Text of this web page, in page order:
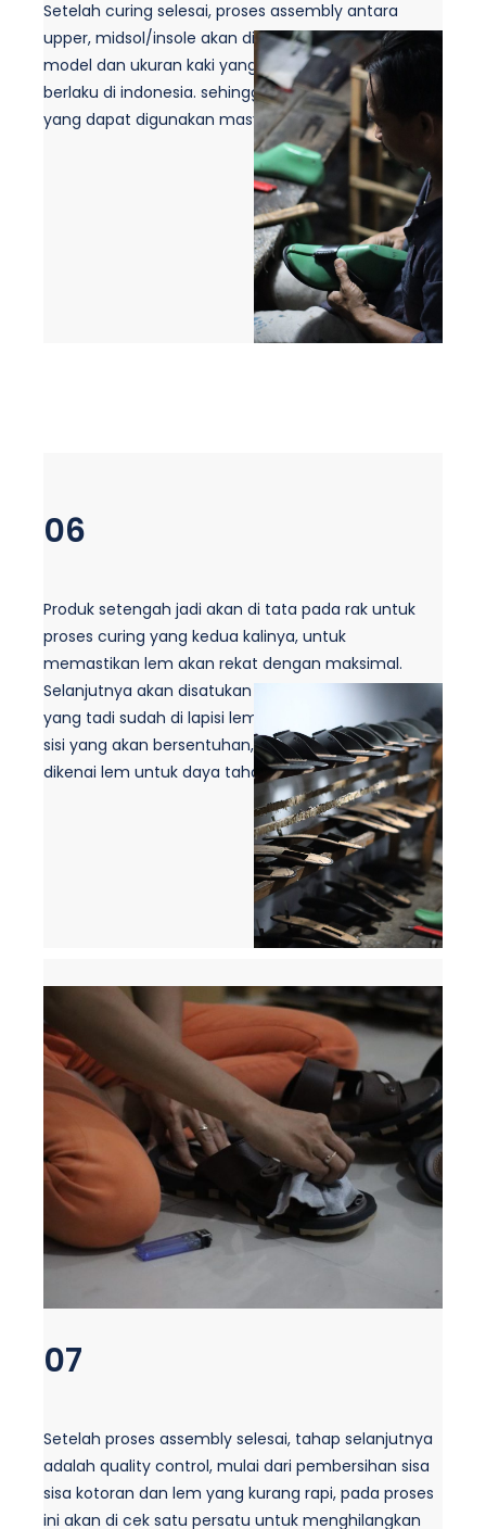
Setelah curing selesai, proses assembly antara
upper, midsol/insole akan di kerjakan dengan base
model dan ukuran kaki yang sesuai standar yang
berlaku di indonesia. sehingga didapatkan produk
yang dapat digunakan masyarakat pada umumnya.
06
Produk setengah jadi akan di tata pada rak untuk
proses curing yang kedua kalinya, untuk
memastikan lem akan rekat dengan maksimal.
Selanjutnya akan disatukan dengan bagian outsol
yang tadi sudah di lapisi lem sehingga pada kedua
sisi yang akan bersentuhan, akan sama sama
dikenai lem untuk daya tahan yang lebih kuat.
07
Setelah proses assembly selesai, tahap selanjutnya
adalah quality control, mulai dari pembersihan sisa
sisa kotoran dan lem yang kurang rapi, pada proses
ini akan di cek satu persatu untuk menghilangkan